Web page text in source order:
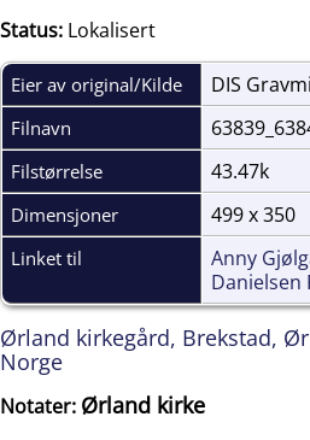
Status: Lokalisert
Eier av original/Kilde DIS
Filnavn
Filstørrelse 43.47k
Dimensjoner 499 x 350
Linket til Anny
Danielsen
Ørland kirkegård, Brekstad,
Norge
Notater: Ørland kirke